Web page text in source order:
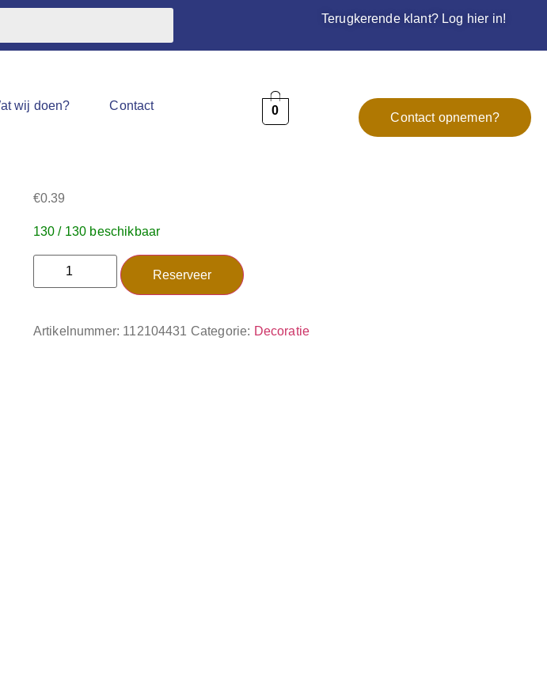
Terugkerende klant? Log hier in!
wij doen? Contact 0
Contact opnemen?
€0.39
130 / 130 beschikbaar
Reserveer
Artikelnummer: 112104431 Categorie: Decoratie